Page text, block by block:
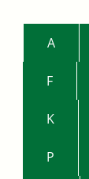
A
F
K
P